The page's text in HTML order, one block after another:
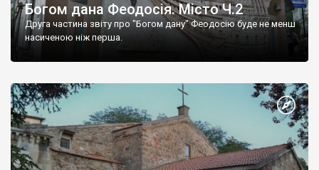
Богом дана Феодосія. Місто Ч.2
Друга частина звіту про "Богом дану" Феодосію буде не менш
насиченою ніж перша.